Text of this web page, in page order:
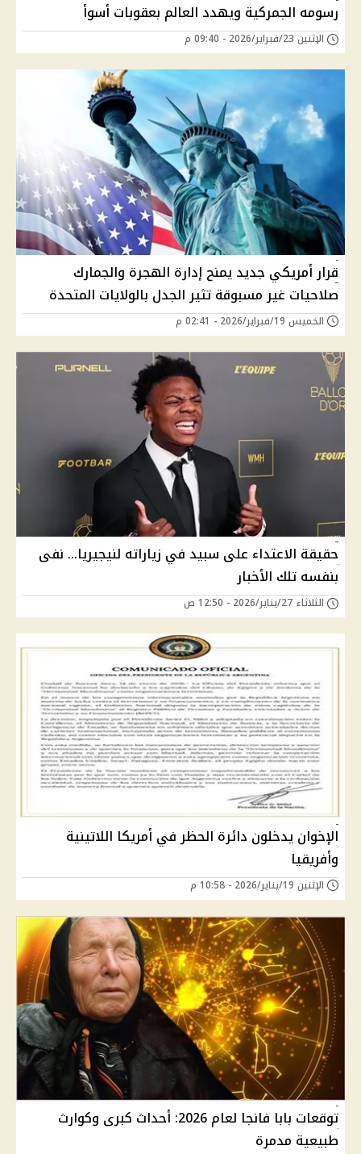
رسومه الجمركية ويهدد العالم بعقوبات أسوأ
الإثنين 23/فبراير/2026 - 09:40 م
قرار أمريكي جديد يمنح إدارة الهجرة والجمارك
صلاحيات غير مسبوقة تثير الجدل بالولايات المتحدة
الخميس 19/فبراير/2026 - 02:41 م
حقيقة الاعتداء على سبيد في زياراته لنيجيريا… نفى
بنفسه تلك الأخبار
الثلاثاء 27/يناير/2026 - 12:50 ص
الإخوان يدخلون دائرة الحظر في أمريكا اللاتينية
وأفريقيا
الإثنين 19/يناير/2026 - 10:58 م
توقعات بابا فانجا لعام 2026: أحداث كبرى وكوارث
طبيعية مدمرة